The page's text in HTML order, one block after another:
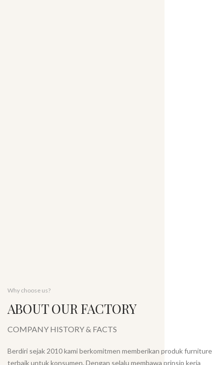
Why choose us?
ABOUT OUR FACTORY
COMPANY HISTORY & FACTS
Berdiri sejak 2010 kami berkomitmen memberikan produk furniture
terbaik untuk konsumen. Dengan selalu membawa prinsip kerja